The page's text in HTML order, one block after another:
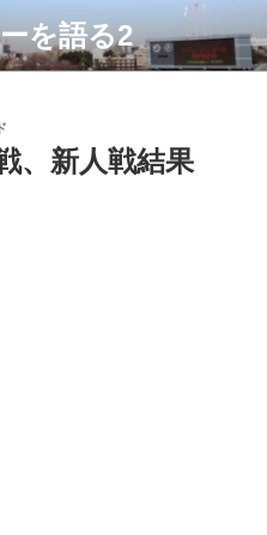
を語る2
、新人戦結果